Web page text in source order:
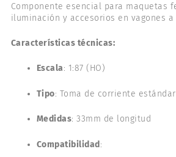
Componente esencial para maquetas
iluminación y accesorios en vagones a
Características técnicas:
Escala: 1:87 (HO)
Tipo: Toma de corriente estándar
Medidas: 33mm de longitud
Compatibilidad :